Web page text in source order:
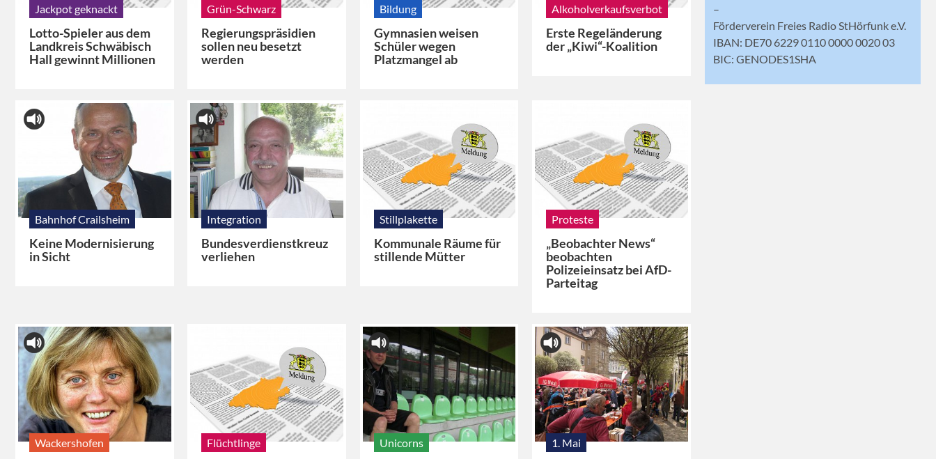
Jackpot geknackt
Lotto-Spieler aus dem
Landkreis Schwäbisch
Hall gewinnt Millionen
Grün-Schwarz
Regierungspräsidien
sollen neu besetzt
werden
Bildung
Gymnasien weisen
Schüler wegen
Platzmangel ab
Alkoholverkaufsverbot
Erste Regeländerung
der „Kiwi“-Koalition
Bahnhof Crailsheim
Keine Modernisierung
in Sicht
Integration
Bundesverdienstkreuz
verliehen
Stillplakette
Kommunale Räume für
stillende Mütter
Proteste
„Beobachter News“
beobachten
Polizeieinsatz bei AfD-
Parteitag
Wackershofen Flüchtlinge Unicorns 1. Mai
–
Förderverein Freies Radio StHörfunk e.V.
IBAN: DE70 6229 0110 0000 0020 03
BIC: GENODES1SHA